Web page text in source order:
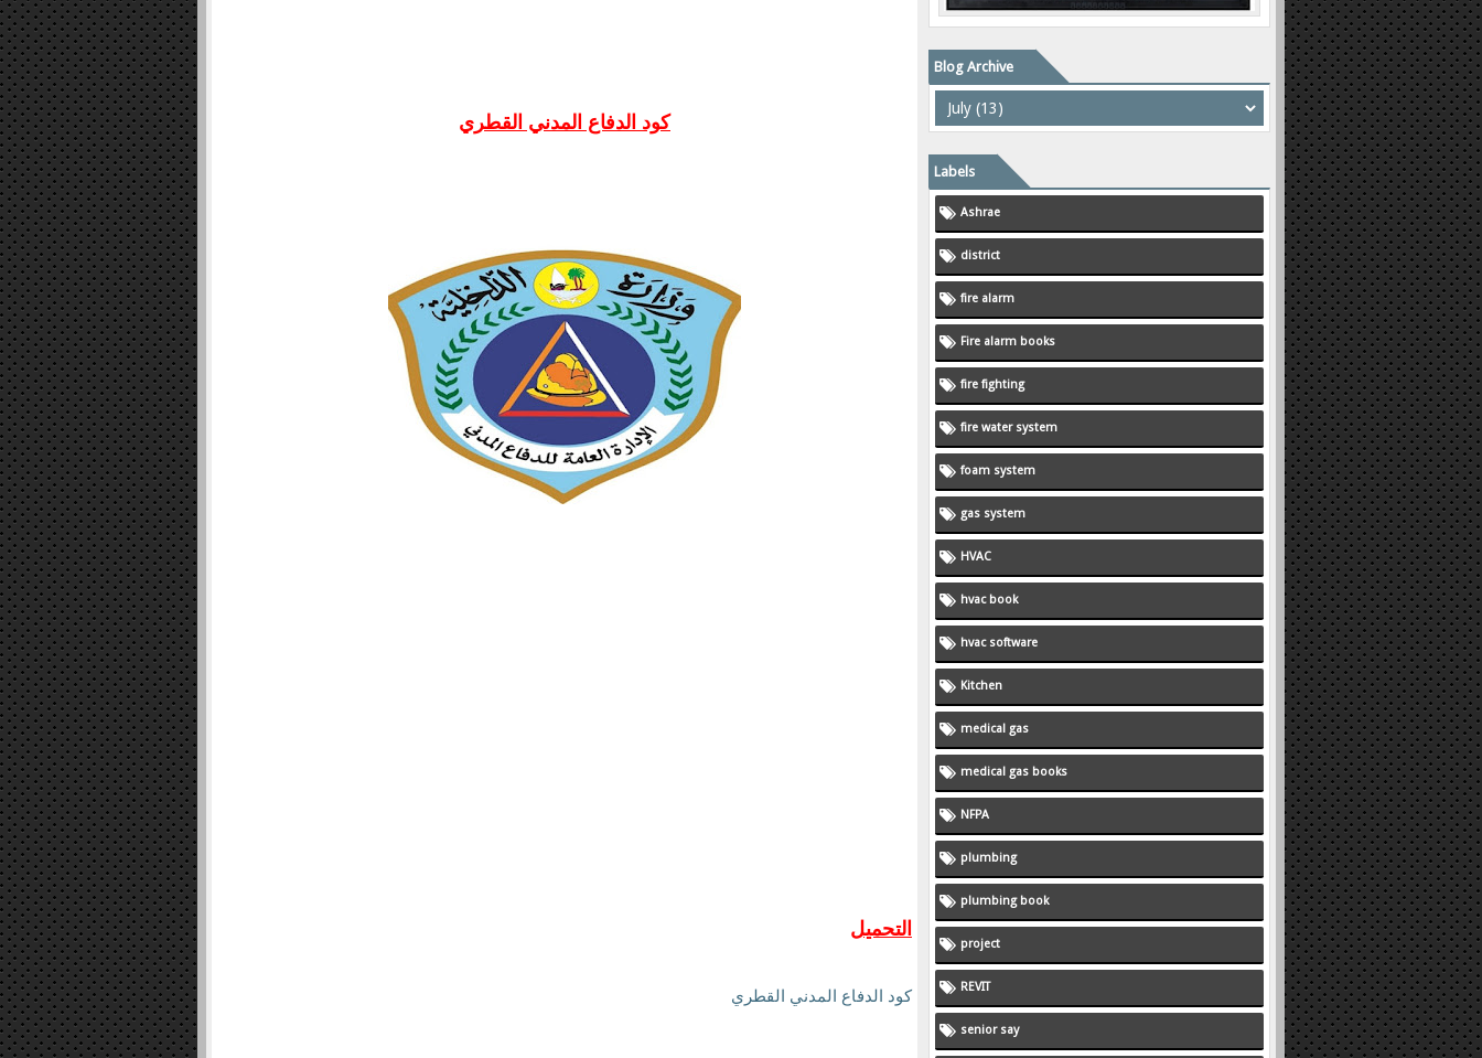
كود الدفاع المدني القطري
التحميل
كود الدفاع المدني القطري
Blog Archive
Labels
Ashrae
district
fire alarm
Fire alarm books
fire fighting
fire water system
foam system
gas system
HVAC
hvac book
hvac software
Kitchen
medical gas
medical gas books
NFPA
plumbing
plumbing book
project
REVIT
senior say